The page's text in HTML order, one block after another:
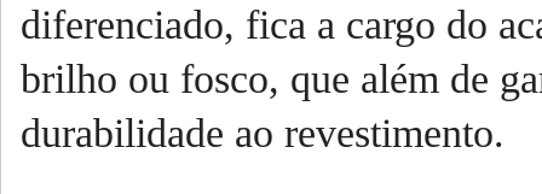
diferenciado, fica a cargo do
brilho ou fosco, que além de
durabilidade ao revestimento.